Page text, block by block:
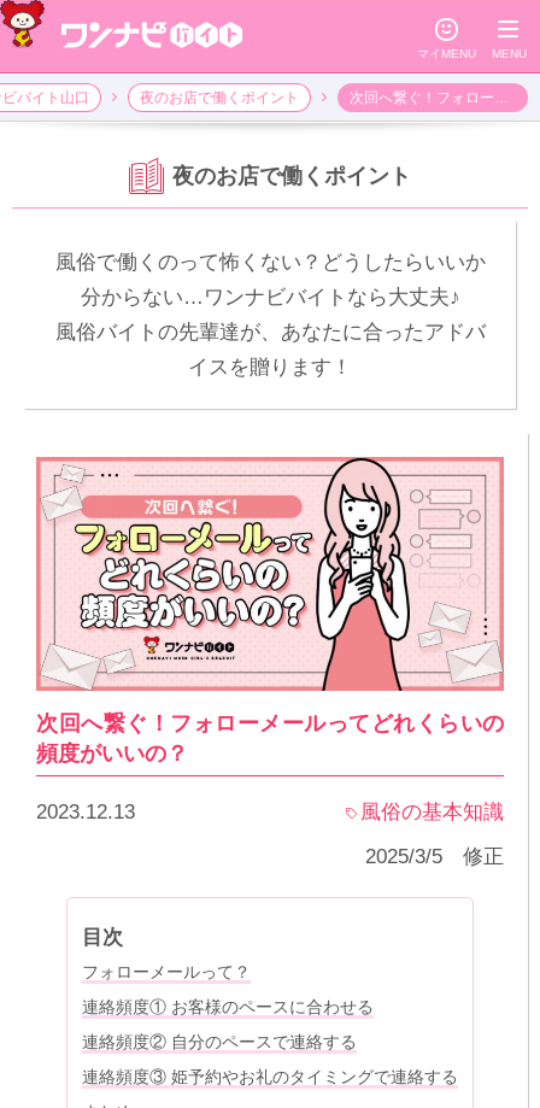
☺
マイMENU
≡
MENU
バイト山口 夜のお店で働くポイント
夜のお店で働くポイント
風俗で働くのって怖くない？どうしたらいいか
分からない…ワンナビバイトなら大丈夫♪
風俗バイトの先輩達が、あなたに合ったアドバ
イスを贈ります！
次回へ繋ぐ！フォローメールってどれくらいの
頻度がいいの？
2023.12.13
風俗の基本知識
2025/3/5 修正
目次
フォローメールって？
連絡頻度① お客様のペースに合わせる
連絡頻度② 自分のペースで連絡する
連絡頻度③ 姫予約やお礼のタイミングで連絡する